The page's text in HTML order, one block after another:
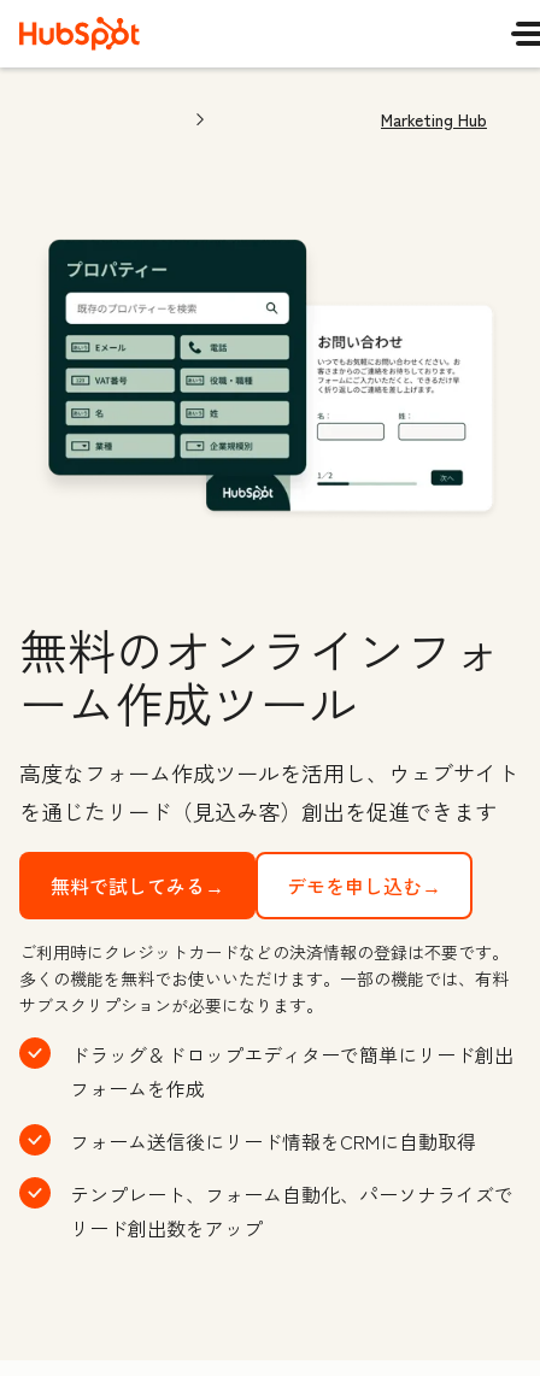
Marketing Hub
無料のオンラインフォ
ーム作成ツール
高度なフォーム作成ツールを活用し、ウェブサイト
を通じたリード（見込み客）創出を促進できます
無料で試してみる→ デモを申し込む→
ご利用時にクレジットカードなどの決済情報の登録は不要です。
多くの機能を無料でお使いいただけます。一部の機能では、有料
サブスクリプションが必要になります。
ドラッグ＆ドロップエディターで簡単にリード創出
フォームを作成
フォーム送信後にリード情報をCRMに自動取得
テンプレート、フォーム自動化、パーソナライズで
リード創出数をアップ